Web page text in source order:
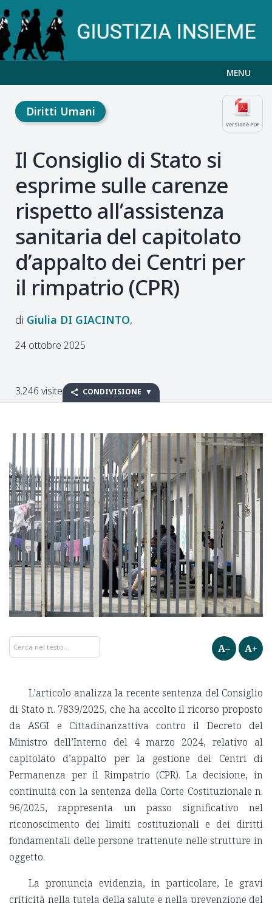
MENU
Versione PDF
Diritti Umani
Il Consiglio di Stato si
esprime sulle carenze
rispetto all’assistenza
sanitaria del capitolato
d’appalto dei Centri per
il rimpatrio (CPR)
Giulia DI GIACINTO
24 ottobre 2025
3.246 visite CONDIVISIONE
A– A+
L’articolo analizza la recente sentenza del Consiglio
di Stato n. 7839/2025, che ha accolto il ricorso proposto
da ASGI e Cittadinanzattiva contro il Decreto del
Ministro dell’Interno del 4 marzo 2024, relativo al
capitolato d’appalto per la gestione dei Centri di
Permanenza per il Rimpatrio (CPR). La decisione, in
continuità con la sentenza della Corte Costituzionale n.
96/2025, rappresenta un passo significativo nel
riconoscimento dei limiti costituzionali e dei diritti
fondamentali delle persone trattenute nelle strutture in
oggetto.
La pronuncia evidenzia, in particolare, le gravi
criticità nella tutela della salute e nella prevenzione del